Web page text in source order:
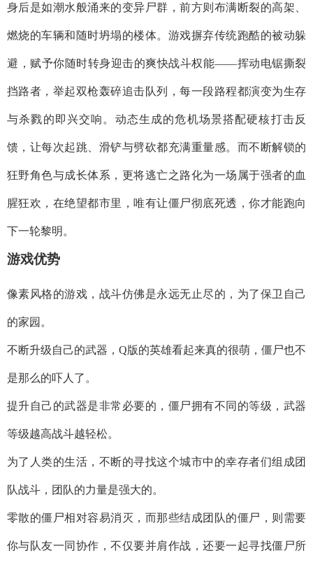
身后是如潮水般涌来的变异尸群，前方则布满断裂的高架、
燃烧的车辆和随时坍塌的楼体。游戏摒弃传统跑酷的被动躲
避，赋予你随时转身迎击的爽快战斗权能——挥动电锯撕裂
挡路者，举起双枪轰碎追击队列，每一段路程都演变为生存
与杀戮的即兴交响。动态生成的危机场景搭配硬核打击反
馈，让每次起跳、滑铲与劈砍都充满重量感。而不断解锁的
狂野角色与成长体系，更将逃亡之路化为一场属于强者的血
腥狂欢，在绝望都市里，唯有让僵尸彻底死透，你才能跑向
下一轮黎明。
游戏优势
像素风格的游戏，战斗仿佛是永远无止尽的，为了保卫自己
的家园。
不断升级自己的武器，Q版的英雄看起来真的很萌，僵尸也不
是那么的吓人了。
提升自己的武器是非常必要的，僵尸拥有不同的等级，武器
等级越高战斗越轻松。
为了人类的生活，不断的寻找这个城市中的幸存者们组成团
队战斗，团队的力量是强大的。
零散的僵尸相对容易消灭，而那些结成团队的僵尸，则需要
你与队友一同协作，不仅要并肩作战，还要一起寻找僵尸所